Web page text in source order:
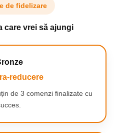
de fidelizare
care vrei să ajungi
reducere
de 3 comenzi finalizate cu